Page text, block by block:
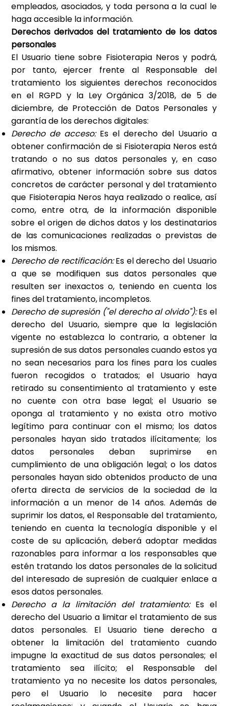
empleados, asociados, y toda persona a la cual le
haga accesible la información.
Derechos derivados del tratamiento de los datos
personales
El Usuario tiene sobre Fisioterapia Nerosy podrá,
por tanto, ejercer frente al Responsable del
tratamiento los siguientes derechos reconocidos
en el RGPD y la Ley Orgánica 3/2018, de 5 de
diciembre, de Protección de Datos Personales y
garantía de los derechos digitales:
Derecho de acceso:Es el derecho del Usuario a
obtener confirmación de si Fisioterapia Nerosestá
tratando o no sus datos personales y, en caso
afirmativo, obtener información sobre sus datos
concretos de carácter personal y del tratamiento
que Fisioterapia Neroshaya realizado o realice, así
como, entre otra, de la información disponible
sobre el origen de dichos datos y los destinatarios
de las comunicaciones realizadas o previstas de
los mismos.
Derecho de rectificación:Es el derecho del Usuario
a que se modifiquen sus datos personales que
resulten ser inexactos o, teniendo en cuenta los
fines del tratamiento, incompletos.
Derecho de supresión ("el derecho al olvido"):Es el
derecho del Usuario, siempre que la legislación
vigente no establezca lo contrario, a obtener la
supresión de sus datos personales cuando estos ya
no sean necesarios para los fines para los cuales
fueron recogidos o tratados; el Usuario haya
retirado su consentimiento al tratamiento y este
no cuente con otra base legal; el Usuario se
oponga al tratamiento y no exista otro motivo
legítimo para continuar con el mismo; los datos
personales hayan sido tratados ilícitamente; los
datos personales deban suprimirse en
cumplimiento de una obligación legal; o los datos
personales hayan sido obtenidos producto de una
oferta directa de servicios de la sociedad de la
información a un menor de 14 años. Además de
suprimir los datos, el Responsable del tratamiento,
teniendo en cuenta la tecnología disponible y el
coste de su aplicación, deberá adoptar medidas
razonables para informar a los responsables que
estén tratando los datos personales de la solicitud
del interesado de supresión de cualquier enlace a
esos datos personales.
Derecho a la limitación del tratamiento:Es el
derecho del Usuario a limitar el tratamiento de sus
datos personales. El Usuario tiene derecho a
obtener la limitación del tratamiento cuando
impugne la exactitud de sus datos personales; el
tratamiento sea ilícito; el Responsable del
tratamiento ya no necesite los datos personales,
pero el Usuario lo necesite para hacer